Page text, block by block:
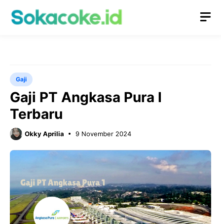
Gaji
Gaji PT Angkasa Pura I
Terbaru
Okky Aprilia 9 November 2024